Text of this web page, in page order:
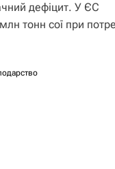
дефіцит. У ЄС
тонн сої при